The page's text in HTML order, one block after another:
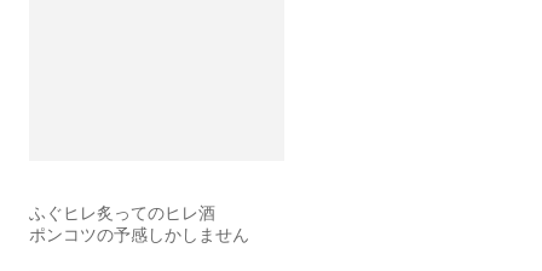
ふぐヒレ炙ってのヒレ酒
ポンコツの予感しかしません